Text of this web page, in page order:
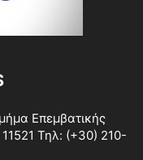
Επεμβατικής
Τηλ: (+30) 210-